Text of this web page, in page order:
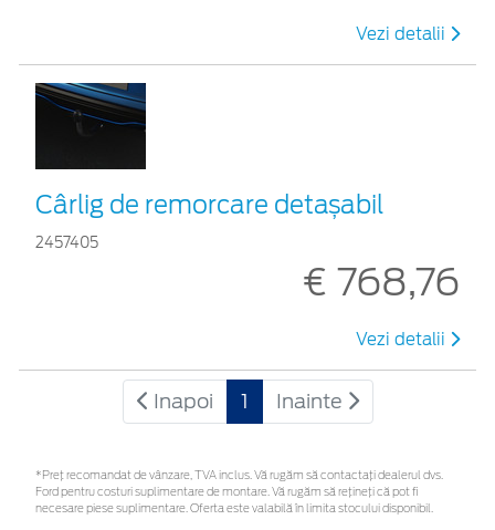
Vezi detalii
Cârlig de remorcare detașabil
2457405
€ 768,76
Vezi detalii
Inapoi 1 Inainte
*Preţ recomandat de vânzare, TVA inclus. Vă rugăm să contactaţi dealerul dvs.
Ford pentru costuri suplimentare de montare. Vă rugăm să rețineți că pot fi
necesare piese suplimentare. Oferta este valabilă în limita stocului disponibil.